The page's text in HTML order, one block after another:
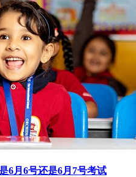
6月6号还是6月7号考试